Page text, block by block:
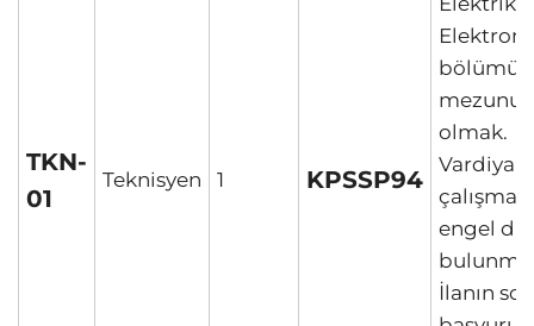
TKN-
01
Teknisyen 1 KPSSP94
bölümü
mezunu
olmak.
Vardiyalı
engel
İlanın son